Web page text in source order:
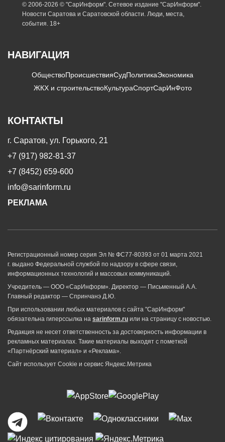
© 2006-2026 © "СарИнформ". Сетевое издание "СарИнформ".
Новости Саратова и Саратовской области. Люди, места,
события. 18+
НАВИГАЦИЯ
ОбществоПроисшествияСудПолитикаЭкономика
ЖКХ и строительствоКультураСпортСарИнФото
КОНТАКТЫ
г. Саратов, ул. Горького, 21
+7 (917) 982-81-37
+7 (8452) 659-600
info@sarinform.ru
РЕКЛАМА
Регистрационный номер серия Эл № ФС77-80393 от 01 марта 2021
г. выдано Федеральной службой по надзору в сфере связи,
информационных технологий и массовых коммуникаций.
Учредитель — ООО «СарИнформ». Директор — Письменный А.А.
Главный редактор — Спринчанэ Д.Ю.
При использовании любых материалов с сайта "СарИнформ"
обязательна гиперссылка на sarinform.ru или на страницу с новостью.
Редакция не несет ответственность за достоверность информации в
рекламных материалах. Такие материалы выходят с пометкой
«Партнёрский материал» и «Реклама».
Сайт использует Cookie и сервиc Яндекс.Метрика